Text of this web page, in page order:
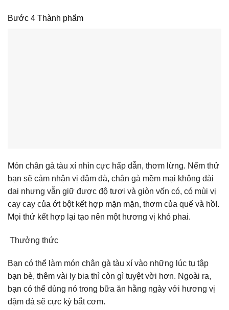
Bước 4 Thành phẩm
Món chân gà tàu xí nhìn cực hấp dẫn, thơm lừng. Nếm thử
bạn sẽ cảm nhận vị đậm đà, chân gà mềm mại không dài
dai nhưng vẫn giữ được độ tươi và giòn vốn có, có mùi vị
cay cay của ớt bột kết hợp mặn mặn, thơm của quế và hồI.
Mọi thứ kết hợp lại tạo nên một hương vị khó phai.
Thưởng thức
Bạn có thể làm món chân gà tàu xí vào những lúc tụ tập
bạn bè, thêm vài ly bia thì còn gì tuyệt vời hơn. Ngoài ra,
bạn có thể dùng nó trong bữa ăn hằng ngày với hương vị
đậm đà sẽ cực kỳ bắt cơm.